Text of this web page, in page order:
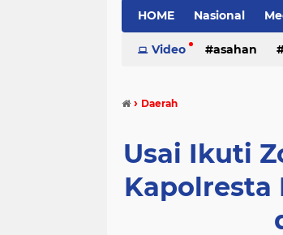
HOME Nasional
Video asahan
› Daerah
Usai Ikuti
Kapolresta